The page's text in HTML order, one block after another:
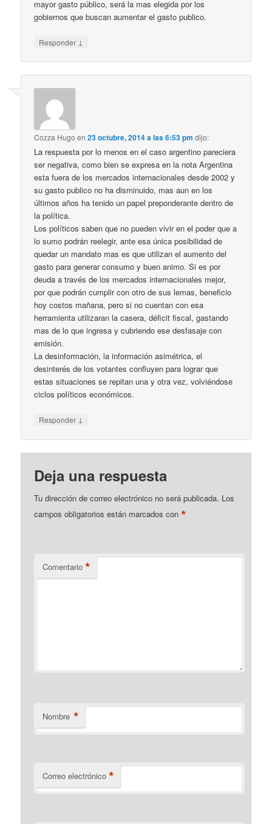
mayor gasto público, será la mas elegida por los
gobiernos que buscan aumentar el gasto publico.
Responder ↓
Cozza Hugo en23 octubre, 2014 a las 6:53 pm dijo:
La respuesta por lo menos en el caso argentino pareciera
ser negativa, como bien se expresa en la nota Argentina
esta fuera de los mercados internacionales desde 2002 y
su gasto publico no ha disminuido, mas aun en los
últimos años ha tenido un papel preponderante dentro de
la política.
Los políticos saben que no pueden vivir en el poder que a
lo sumo podrán reelegir, ante esa única posibilidad de
quedar un mandato mas es que utilizan el aumento del
gasto para generar consumo y buen animo. Si es por
deuda a través de los mercados internacionales mejor,
por que podrán cumplir con otro de sus lemas, beneficio
hoy costos mañana, pero si no cuentan con esa
herramienta utilizaran la casera, déficit fiscal, gastando
mas de lo que ingresa y cubriendo ese desfasaje con
emisión.
La desinformación, la información asimétrica, el
desinterés de los votantes confluyen para lograr que
estas situaciones se repitan una y otra vez, volviéndose
ciclos políticos económicos.
Responder ↓
Deja una respuesta
Tu dirección de correo electrónico no será publicada. Los
campos obligatorios están marcados con*
Comentario *
Nombre *
Correo electrónico *